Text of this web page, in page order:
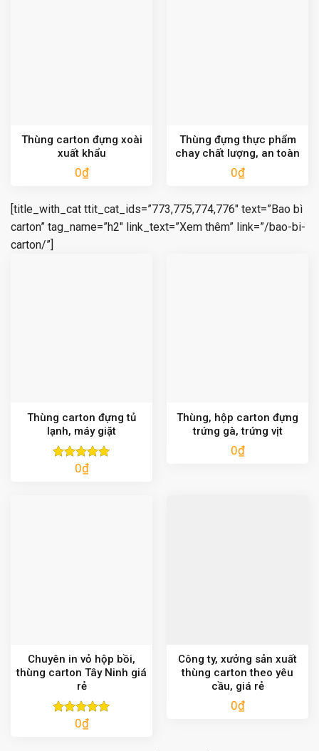
Thùng carton đựng xoài
xuất khẩu
0₫
Thùng đựng thực phẩm
chay chất lượng, an toàn
0₫
[title_with_cat ttit_cat_ids=”773,775,774,776″ text=”Bao bì
carton” tag_name=”h2″ link_text=”Xem thêm” link=”/bao-bi-
carton/”]
Thùng carton đựng tủ
lạnh, máy giặt
Được xếp
0₫
Thùng, hộp carton đựng
trứng gà, trứng vịt
0₫
Chuyên in vỏ hộp bồi,
thùng carton Tây Ninh giá
rẻ
Được xếp
0₫
Công ty, xưởng sản xuất
thùng carton theo yêu
cầu, giá rẻ
0₫